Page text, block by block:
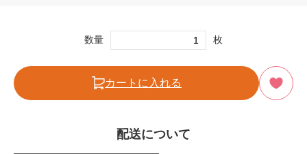
数量 枚
カートに入れる
配送について